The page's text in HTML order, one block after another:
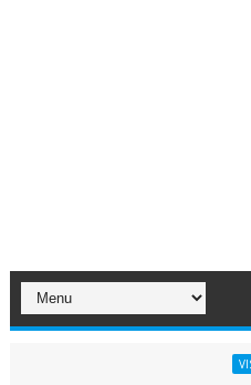
VISTA 12TH